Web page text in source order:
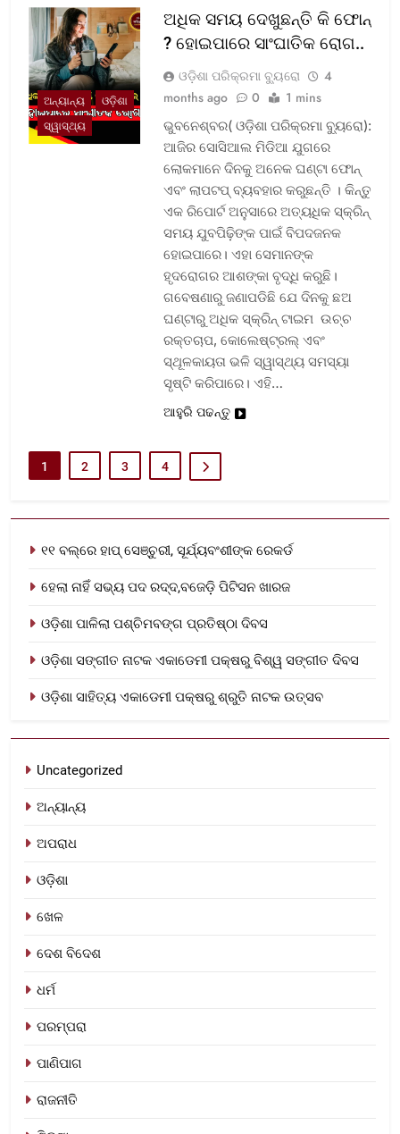
ଅନ୍ୟାନ୍ୟ
ଓଡ଼ିଶା
ସ୍ୱାସ୍ଥ୍ୟ
ଅଧିକ ସମୟ ଦେଖୁଛନ୍ତି କି ଫୋନ୍
? ହୋଇପାରେ ସାଂଘାତିକ ରୋଗ..
ଓଡ଼ିଶା ପରିକ୍ରମା ବ୍ୟୁରୋ
4
months ago
0 1 mins
ଭୁବନେଶ୍ବର( ଓଡ଼ିଶା ପରିକ୍ରମା ବ୍ୟୁରୋ):
ଆଜିର ସୋସିଆଲ ମିଡିଆ ଯୁଗରେ
ଲୋକମାନେ ଦିନକୁ ଅନେକ ଘଣ୍ଟା ଫୋନ୍
ଏବଂ ଲାପଟପ୍ ବ୍ୟବହାର କରୁଛନ୍ତି । କିନ୍ତୁ
ଏକ ରିପୋର୍ଟ ଅନୁସାରେ ଅତ୍ୟଧିକ ସ୍କ୍ରିନ୍
ସମୟ ଯୁବପିଢ଼ିଙ୍କ ପାଇଁ ବିପଦଜନକ
ହୋଇପାରେ। ଏହା ସେମାନଙ୍କ
ହୃଦରୋଗର ଆଶଙ୍କା ବୃଦ୍ଧି କରୁଛି।
ଗବେଷଣାରୁ ଜଣାପଡିଛି ଯେ ଦିନକୁ ଛଅ
ଘଣ୍ଟାରୁ ଅଧିକ ସ୍କ୍ରିନ୍ ଟାଇମ ଉଚ୍ଚ
ରକ୍ତଚାପ, କୋଲେଷ୍ଟ୍ରଲ୍ ଏବଂ
ସ୍ଥୂଳକାୟତା ଭଳି ସ୍ୱାସ୍ଥ୍ୟ ସମସ୍ୟା
ସୃଷ୍ଟି କରିପାରେ। ଏହି…
ଆହୁରି ପଢନ୍ତୁ
1 2 3 4
୧୧ ବଲ୍‌ରେ ହାପ୍ ସେଞ୍ଚୁରୀ, ସୂର୍ଯ୍ୟବଂଶୀଙ୍କ ରେକର୍ଡ
ହେଲା ନାହିଁ ସଭ୍ୟ ପଦ ରଦ୍ଦ,ବଜେଡ଼ି ପିଟିସନ ଖାରଜ
ଓଡ଼ିଶା ପାଳିଲା ପଶ୍ଚିମବଙ୍ଗ ପ୍ରତିଷ୍ଠା ଦିବସ
ଓଡ଼ିଶା ସଙ୍ଗୀତ ନାଟକ ଏକାଡେମୀ ପକ୍ଷରୁ ବିଶ୍ୱ ସଙ୍ଗୀତ ଦିବସ
ଓଡ଼ିଶା ସାହିତ୍ୟ ଏକାଡେମୀ ପକ୍ଷରୁ ଶ୍ରୁତି ନାଟକ ଉତ୍ସବ
Uncategorized
ଅନ୍ୟାନ୍ୟ
ଅପରାଧ
ଓଡ଼ିଶା
ଖେଳ
ଦେଶ ବିଦେଶ
ଧର୍ମ
ପରମ୍ପରା
ପାଣିପାଗ
ରାଜନୀତି